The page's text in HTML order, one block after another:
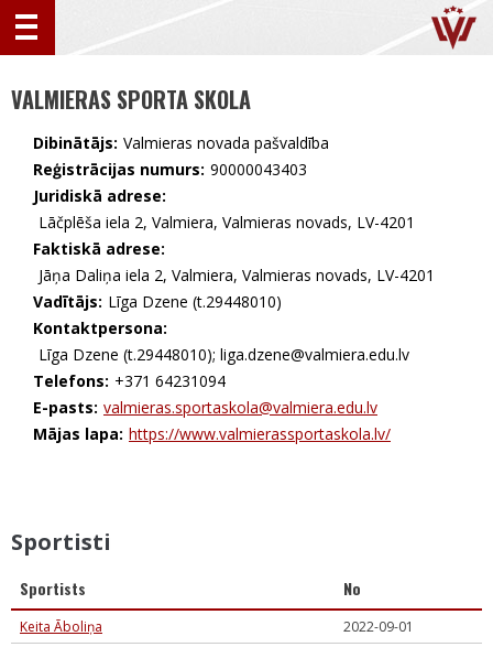
VALMIERAS SPORTA SKOLA
Dibinātājs: Valmieras novada pašvaldība
Reģistrācijas numurs: 90000043403
Juridiskā adrese:
Lāčplēša iela 2, Valmiera, Valmieras novads, LV-4201
Faktiskā adrese:
Jāņa Daliņa iela 2, Valmiera, Valmieras novads, LV-4201
Vadītājs: Līga Dzene (t.29448010)
Kontaktpersona:
Līga Dzene (t.29448010); liga.dzene@valmiera.edu.lv
Telefons: +371 64231094
E-pasts: valmieras.sportaskola@valmiera.edu.lv
Mājas lapa: https://www.valmierassportaskola.lv/
Sportisti
Sportists No
Keita Āboliņa
2022-09-01